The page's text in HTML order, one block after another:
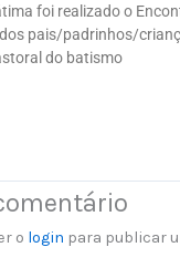
foi realizado o
pais/padrinhos/
do batismo
o login para publicar